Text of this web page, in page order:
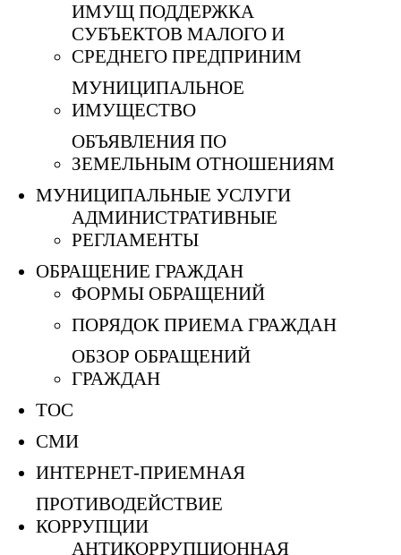
ИМУЩ ПОДДЕРЖКА
СУБЪЕКТОВ МАЛОГО И
СРЕДНЕГО ПРЕДПРИНИМ
МУНИЦИПАЛЬНОЕ
ИМУЩЕСТВО
ОБЪЯВЛЕНИЯ ПО
ЗЕМЕЛЬНЫМ ОТНОШЕНИЯМ
МУНИЦИПАЛЬНЫЕ УСЛУГИ
АДМИНИСТРАТИВНЫЕ
РЕГЛАМЕНТЫ
ОБРАЩЕНИЕ ГРАЖДАН
ФОРМЫ ОБРАЩЕНИЙ
ПОРЯДОК ПРИЕМА ГРАЖДАН
ОБЗОР ОБРАЩЕНИЙ
ГРАЖДАН
ТОС
СМИ
ИНТЕРНЕТ-ПРИЕМНАЯ
ПРОТИВОДЕЙСТВИЕ
КОРРУПЦИИ
АНТИКОРРУПЦИОННАЯ